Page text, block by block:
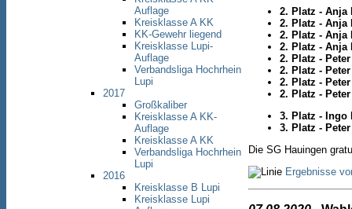
Auflage
Kreisklasse A KK
KK-Gewehr liegend
Kreisklasse Lupi-
Auflage
Verbandsliga Hochrhein
Lupi
2017
Großkaliber
Kreisklasse A KK-
Auflage
Kreisklasse A KK
Verbandsliga Hochrhein
Lupi
2016
Kreisklasse B Lupi
Kreisklasse Lupi
2. Platz - Anja
2. Platz - Anja
2. Platz - Anja
2. Platz - Anja
2. Platz -
2. Platz -
2. Platz -
2. Platz -
3. Platz - Ingo
3. Platz -
Die SG Hauingen
Ergebnisse